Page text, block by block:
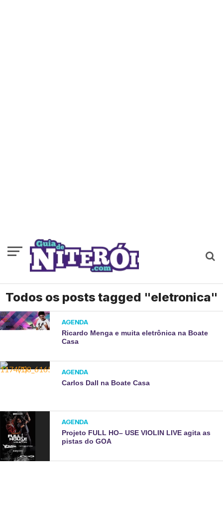
Todos os posts tagged "eletronica"
AGENDA
Ricardo Menga e muita eletrônica na Boate
Casa
AGENDA
Carlos Dall na Boate Casa
AGENDA
Projeto FULL HO– USE VIOLIN LIVE agita as
pistas do GOA